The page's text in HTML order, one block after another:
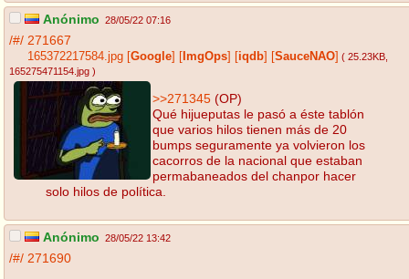
Anónimo 28/05/22 07:16
/#/ 271667
165372217584.jpg Google ImgOps iqdb SauceNAO ( 25.23KB
165275471154.jpg )
>>271345 (OP)
Qué hijueputas le pasó a éste tablón
que varios hilos tienen más de 20
bumps seguramente ya volvieron los
cacorros de la nacional que estaban
permabaneados del chanpor hacer
solo hilos de política.
Anónimo 28/05/22 13:42
/#/ 271690